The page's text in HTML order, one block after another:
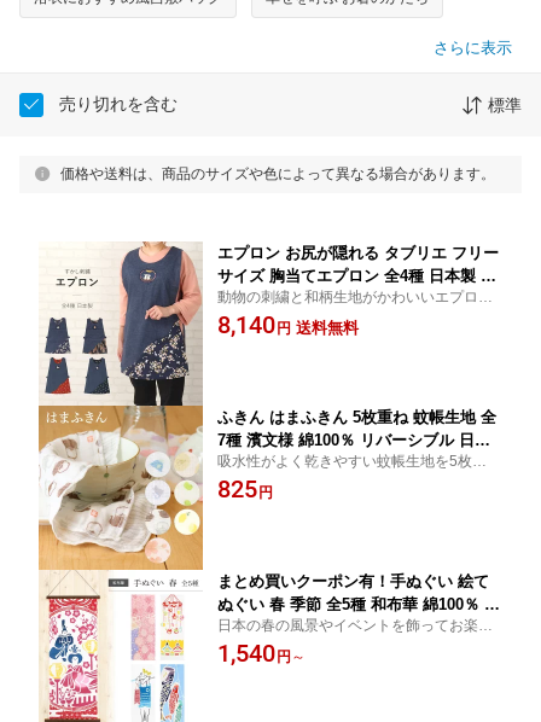
さらに表示
売り切れを含む 標準
価格や送料は、商品のサイズや色によって異なる場合があります。
エプロン お尻が隠れる タブリエ フリー
サイズ 胸当てエプロン 全4種 日本製 和
柄 透かし刺繍 おしゃれ ポケット付き
プレゼント ギフト 和布 猫 兎 梟 ねこ う
動物の刺繍と和柄生地がかわいいエプロ
ン。ご自宅での料理中は使いはもちろん作
業着してもおすすめです。
8,140 円 送料無料
ふきん はまふきん 5枚重ね 蚊帳生地 全
7種 濱文様 綿100％ リバーシブル 日本
製 柄 モダン かわいい キッチンクロス
布巾 プレゼント ギフト 贈り物 プチギ
吸水性がよく乾きやすい蚊帳生地を5枚重ね
にし、濱文様の人気柄を両面に入れたふき
んです。 使えば使うほどふっくらと柔らか
825 円
まとめ買いクーポン有！手ぬぐい 絵て
ぬぐい 春 季節 全5種 和布華 綿100％ 日
本製 注染
日本の春の風景やイベントを飾ってお楽し
みいただける手ぬぐいです。ひなまつりや
こどもの日など、節句のお祝いにも。ご自
1,540 円 ～